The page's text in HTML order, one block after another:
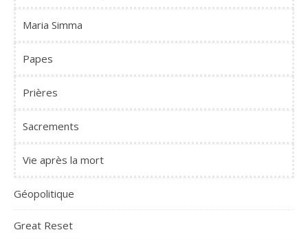
Maria Simma
Papes
Prières
Sacrements
Vie après la mort
Géopolitique
Great Reset